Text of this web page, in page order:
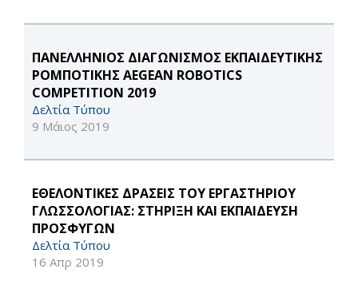
ΠΑΝΕΛΛΗΝΙΟΣ ΔΙΑΓΩΝΙΣΜΟΣ ΕΚΠΑΙΔΕΥΤΙΚΗΣ
ΡΟΜΠΟΤΙΚΗΣ AEGEAN ROBOTICS
COMPETITION 2019
Δελτία Τύπου
9 Μάιος 2019
ΕΘΕΛΟΝΤΙΚΕΣ ΔΡΑΣΕΙΣ ΤΟΥ ΕΡΓΑΣΤΗΡΙΟΥ
ΓΛΩΣΣΟΛΟΓΙΑΣ: ΣΤΗΡΙΞΗ ΚΑΙ ΕΚΠΑΙΔΕΥΣΗ
ΠΡΟΣΦΥΓΩΝ
Δελτία Τύπου
16 Απρ 2019